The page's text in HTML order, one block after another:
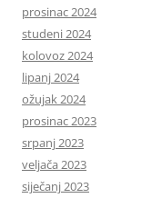
prosinac 2024
studeni 2024
kolovoz 2024
lipanj 2024
ožujak 2024
prosinac 2023
srpanj 2023
veljača 2023
siječanj 2023